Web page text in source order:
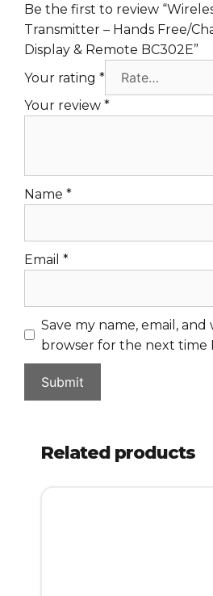
Be the first to review
Transmitter – Hands Free/
Display & Remote BC302E”
Your rating *
Your review *
Name *
Email *
Save my name, email, and
browser for the next time
Related products